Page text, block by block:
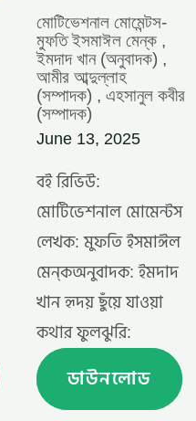
মোটিভেশনাল মোমেন্টস-
মুফতি ইসমাঈল মেন্‌ক ,
ইমদাদ খান (অনুবাদক) ,
আমীর আব্দুল্লাহ
(সম্পাদক) , এহসানুল কবীর
(সম্পাদক)
June 13, 2025
বই রিভিউ:
মোটিভেশনাল মোমেন্টস
লেখক: মুফতি ইসমাঈল
মেন্‌কঅনুবাদক: ইমদাদ
খান হৃদয় ছুঁয়ে যাওয়া
কথার ফুলঝুরি:
,
এহসানুল
কবীর
(সম্পাদক)
ডাউনলোড